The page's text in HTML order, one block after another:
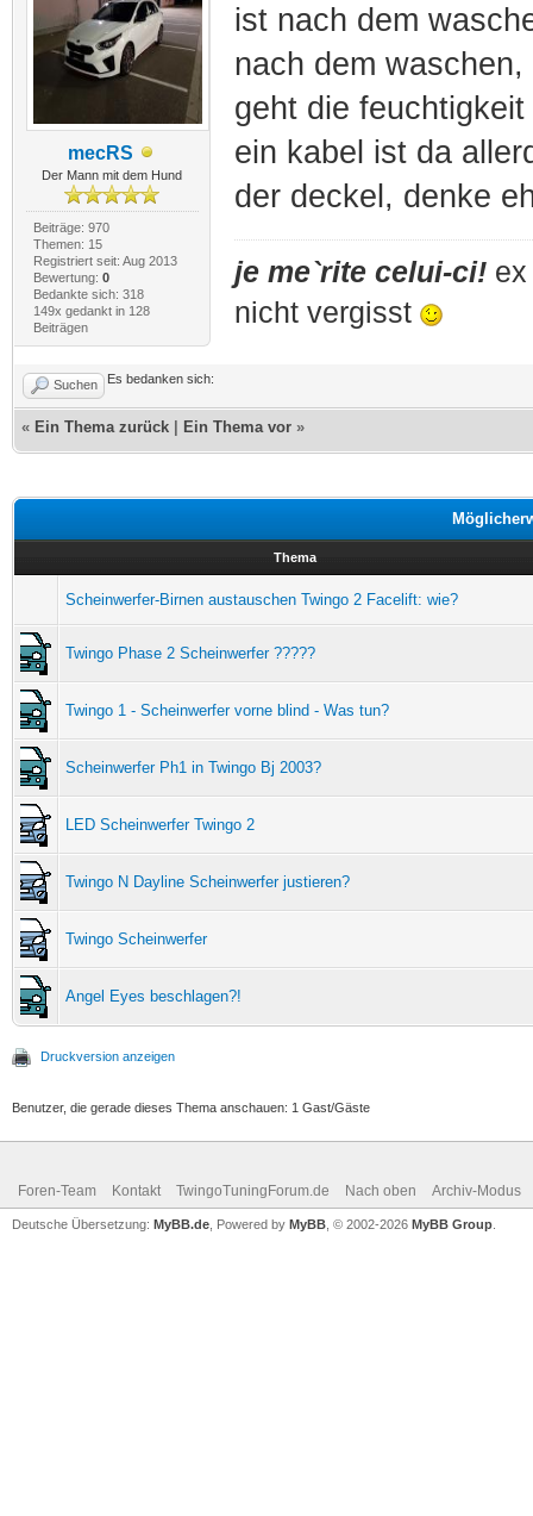
mecRS
Der Mann mit dem Hund
Beiträge: 970
Themen: 15
Registriert seit: Aug 2013
Bewertung: 0
Bedankte sich: 318
149x gedankt in 128
Beiträgen
ist nach dem
nach dem
geht die
ein kabel ist da
der deckel, denke
je me`rite celui-ci!ex
nicht vergisst
Suchen Es bedanken sich:
« Ein Thema zurück Ein Thema vor »
Thema
Scheinwerfer-Birnen austauschen Twingo 2 Facelift: wie?
Twingo Phase 2 Scheinwerfer ?????
Twingo 1 - Scheinwerfer vorne blind - Was tun?
Scheinwerfer Ph1 in Twingo Bj 2003?
LED Scheinwerfer Twingo 2
Twingo N Dayline Scheinwerfer justieren?
Twingo Scheinwerfer
Angel Eyes beschlagen?!
Druckversion anzeigen
Benutzer, die gerade dieses Thema anschauen: 1 Gast/Gäste
Foren-Team Kontakt TwingoTuningForum.de Nach oben Archiv-Modus
Deutsche Übersetzung: MyBB.de , Powered by MyBB , © 2002-2026 MyBB Group